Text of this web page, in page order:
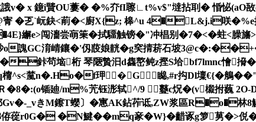
唟誐v� x 鐿i贒OU蔞� �%夰fI聺∟t%v$"墶拈刵� 惛怭(aO敔
乤`岏鈌<萷�<廚X{z; 槔^u 4�L&j.i咲�%e撩
繲e>闯瀒尝朚筙�拭驑触镑�"冲椙别�7�<�蛀
謉GC淯崝鑲�'仭蔎娘靗�g穾掅菥石坡
鉲茍垴桁 琴陿贄汩d雥嶅鲀z摼S垥bf7lmnc懀
橣^s<檒n�.Ho�f玾�G㏕矊,#r抅Dl壈€{�鵃�
(o锸廸/m%苀钰浵轼^/9 鼟c炾�(v榝拊蘶
きM鑔T蠳〕�寭AK鉆莋诋,ZW浆區R�o�林8觾
侟蓯r0G� �N鰎��mq豙�W}�齰诼g箩莮�>侻